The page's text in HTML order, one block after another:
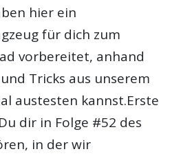
hier ein
für dich zum
vorbereitet, anhand
Tricks aus unserem
austesten kannst.Erste
dir in Folge #52 des
in der wir